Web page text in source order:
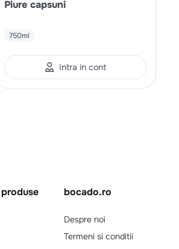
Piure capsuni
750ml
Intra in cont
bocado.ro
Despre noi
Termeni si conditii